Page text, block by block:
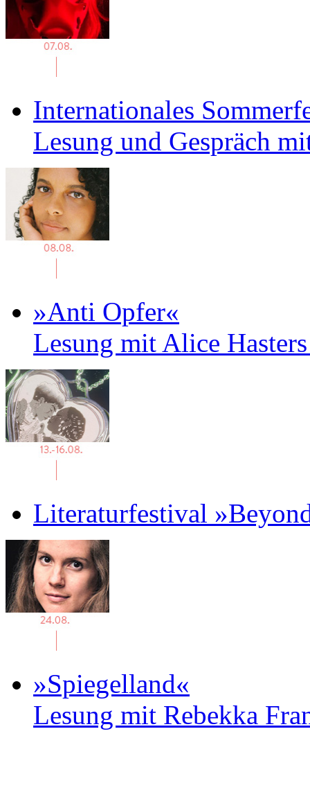
Internationales
Lesung und Gespräch
»Anti Opfer«
Lesung mit Alice
Literaturfestival
»Spiegelland«
Lesung mit Rebekka